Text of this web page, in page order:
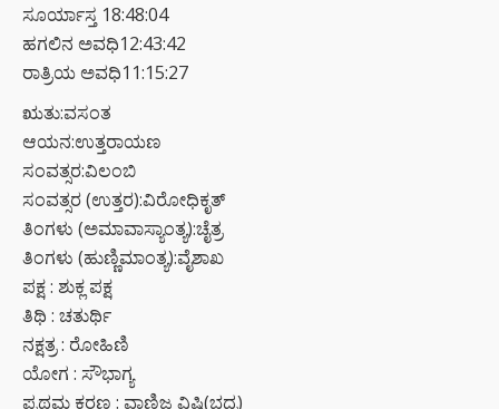
ಸೂರ್ಯಾಸ್ತ 18:48:04
ಹಗಲಿನ ಅವಧಿ12:43:42
ರಾತ್ರಿಯ ಅವಧಿ11:15:27
ಋತು:ವಸಂತ
ಆಯನ:ಉತ್ತರಾಯಣ
ಸಂವತ್ಸರ:ವಿಲಂಬಿ
ಸಂವತ್ಸರ (ಉತ್ತರ):ವಿರೋಧಿಕೃತ್
ತಿಂಗಳು (ಅಮಾವಾಸ್ಯಾಂತ್ಯ):ಚೈತ್ರ
ತಿಂಗಳು (ಹುಣ್ಣಿಮಾಂತ್ಯ):ವೈಶಾಖ
ಪಕ್ಷ : ಶುಕ್ಲ ಪಕ್ಷ
ತಿಥಿ : ಚತುರ್ಥಿ
ನಕ್ಷತ್ರ : ರೋಹಿಣಿ
ಯೋಗ : ಸೌಭಾಗ್ಯ
ಪ್ರಥಮ ಕರಣ : ವಾಣಿಜ ವಿಷ್ಠಿ(ಭದ್ರ)